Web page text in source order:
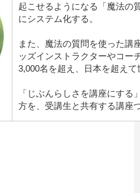
起こせるようになる「魔法の
にシステム化する。
また、魔法の質問を使った講
ッズインストラクターやコー
3,000名を超え、日本を超え
「じぶんらしさを講座にす
方を、受講生と共有する講座